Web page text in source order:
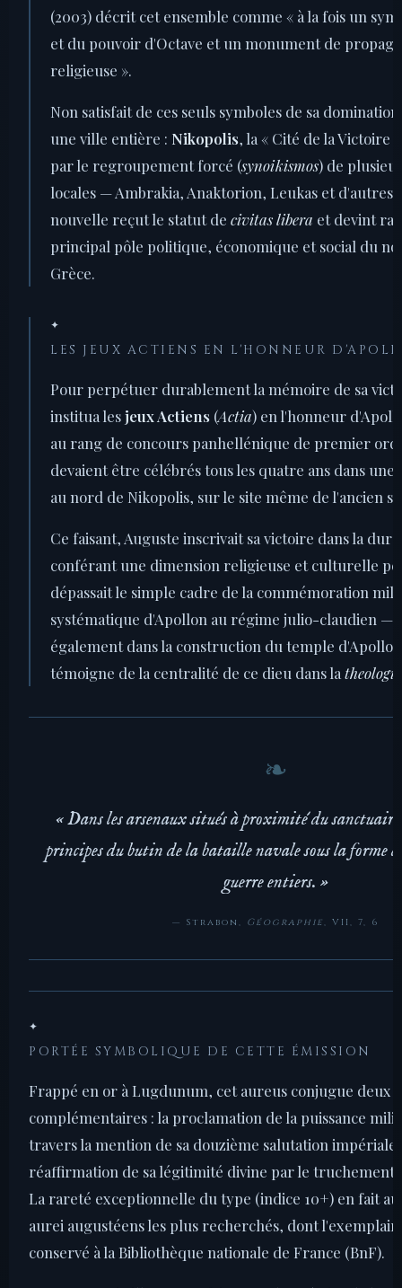
(2003) décrit cet ensemble comme « à la fois un
et du pouvoir d'Octave et un monument de
religieuse ».
Non satisfait de ces seuls symboles de sa
une ville entière : Nikopolis, la « Cité de la Victoire
par le regroupement forcé (synoikismos) de
locales — Ambrakia, Anaktorion, Leukas et d'autres.
nouvelle reçut le statut de civitas libera et devint
principal pôle politique, économique et social du
Grèce.
✦
LES JEUX ACTIENS EN L'HONNEUR
Pour perpétuer durablement la mémoire de sa
institua lesjeux Actiens (Actia) en l'honneur
au rang de concours panhellénique de premier
devaient être célébrés tous les quatre ans dans une
au nord de Nikopolis, sur le site même de l'ancien
Ce faisant, Auguste inscrivait sa victoire dans la
conférant une dimension religieuse et culturelle
dépassait le simple cadre de la commémoration
systématique d'Apollon au régime julio-claudien —
également dans la construction du temple
témoigne de la centralité de ce dieu dans la theologia
« Dans les arsenaux situés à proximité du
principes du butin de la bataille navale sous la forme
guerre entiers. »
— Strabon, Géographie, VII, 7, 6
✦
PORTÉE SYMBOLIQUE DE CETTE ÉMISSION
Frappé en or à Lugdunum, cet aureus conjugue deux
complémentaires : la proclamation de la puissance
travers la mention de sa douzième salutation
réaffirmation de sa légitimité divine par le truchement
La rareté exceptionnelle du type (indice 10+) en fait
aurei augustéens les plus recherchés, dont
conservé à la Bibliothèque nationale de France (BnF).